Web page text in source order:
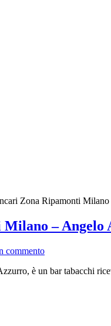
Zona Ripamonti Milano
– Angelo
commento
è un bar tabacchi